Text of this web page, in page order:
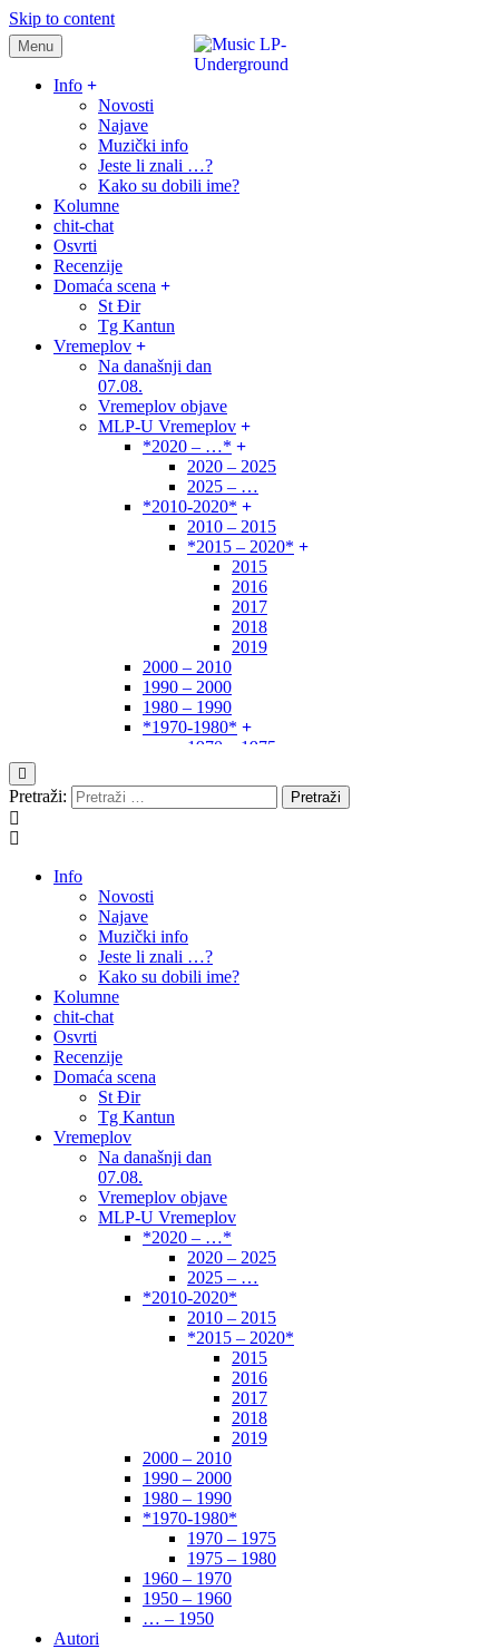
Skip to content
samo muzika i …..
Menu
Info
Novosti
Najave
Muzički info
Jeste li znali …?
Kako su dobili ime?
Kolumne
chit-chat
Osvrti
Recenzije
Domaća scena
St Đir
Tg Kantun
Vremeplov
Na današnji dan
07.08.
Vremeplov objave
MLP-U Vremeplov
*2020 – …*
2020 – 2025
2025 – …
*2010-2020*
2010 – 2015
*2015 – 2020*
2015
2016
2017
2018
2019
2000 – 2010
1990 – 2000
1980 – 1990
*1970-1980*
1970 – 1975
1960 – 1970
1950 – 1960
Pretraži:
Info
Novosti
Najave
Muzički info
Jeste li znali …?
Kako su dobili ime?
Kolumne
chit-chat
Osvrti
Recenzije
Domaća scena
St Đir
Tg Kantun
Vremeplov
Na današnji dan
07.08.
Vremeplov objave
MLP-U Vremeplov
*2020 – …*
2020 – 2025
2025 – …
*2010-2020*
2010 – 2015
*2015 – 2020*
2015
2016
2017
2018
2019
2000 – 2010
1990 – 2000
1980 – 1990
*1970-1980*
1970 – 1975
1975 – 1980
1960 – 1970
1950 – 1960
… – 1950
Autori